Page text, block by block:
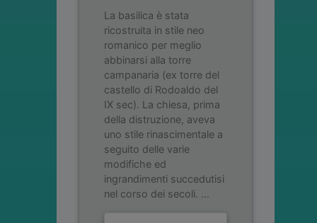
La basilica è stata
ricostruita in stile neo
romanico per meglio
abbinarsi alla torre
campanaria (ex torre del
castello di Rodoaldo del
IX sec). La chiesa, prima
della distruzione, aveva
uno stile rinascimentale a
seguito delle varie
modifiche ed
ingrandimenti succedutisi
nel corso dei secoli. ...